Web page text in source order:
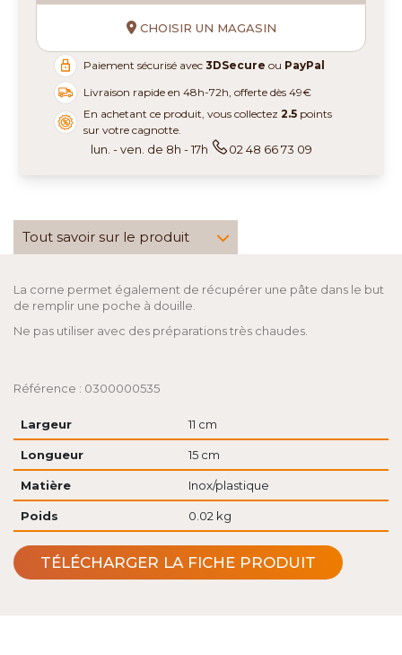
CHOISIR UN MAGASIN
Paiement sécurisé avec3DSecure ou PayPal
Livraison rapide en 48h-72h, offerte dès 49€
En achetant ce produit, vous collectez2.5 points
sur votre cagnotte.
lun. - ven. de 8h - 17h 02 48 66 73 09
Tout savoir sur le produit
La corne permet également de récupérer une pâte dans le but
de remplir une poche à douille.
Ne pas utiliser avec des préparations très chaudes.
Référence : 0300000535
Largeur 11 cm
Longueur 15 cm
Matière Inox/plastique
Poids 0.02 kg
TÉLÉCHARGER LA FICHE PRODUIT